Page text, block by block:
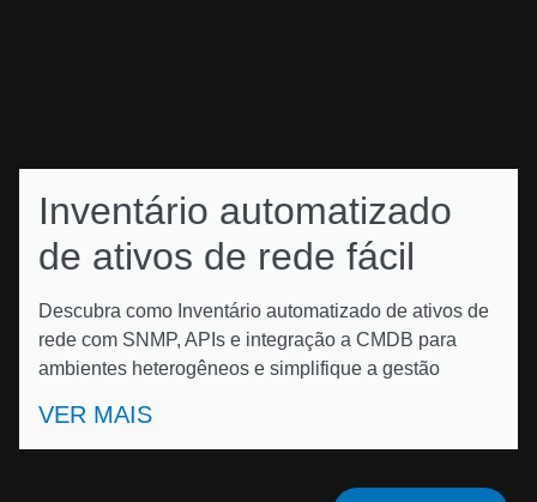
Inventário automatizado
de ativos de rede fácil
Descubra como Inventário automatizado de ativos de
rede com SNMP, APIs e integração a CMDB para
ambientes heterogêneos e simplifique a gestão
VER MAIS